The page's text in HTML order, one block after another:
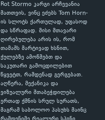
Rot Stormo კარგი არჩევანია
მათთვის, ვინც ეძებს Tom Horn-
ის სლოტს ქართულად, უფასოდ
და სწრაფად. მისი მთავარი
ღირებულება არის ის, რომ
თამაშს მარტივად ხსნით,
ქულებზე ამოწმებთ და
საკუთარი გამოცდილებით
წყვეტთ, რამდენად გერგებათ.
აღწერა, მექანიკა და
ვიზუალური შთაბეჭდილება
ერთად ქმნის სრულ სურათს,
მაგრამ საბოლოო პასუხს მაინც